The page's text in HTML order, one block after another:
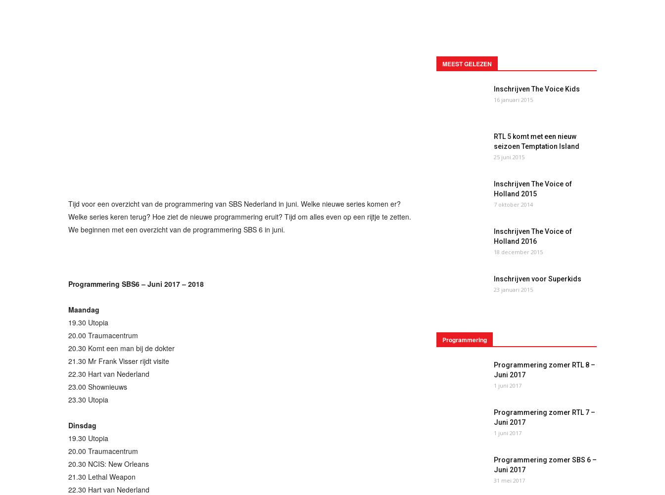
Tijd voor een overzicht van de programmering van SBS Nederland in juni. Welke nieuwe series komen er?
Welke series keren terug? Hoe ziet de nieuwe programmering eruit? Tijd om alles even op een rijtje te zetten.
We beginnen met een overzicht van de programmering SBS 6 in juni.
Programmering SBS6 – Juni 2017 – 2018
Maandag
19.30 Utopia
20.00 Traumacentrum
20.30 Komt een man bij de dokter
21.30 Mr Frank Visser rijdt visite
22.30 Hart van Nederland
23.00 Shownieuws
23.30 Utopia
Dinsdag
19.30 Utopia
20.00 Traumacentrum
20.30 NCIS: New Orleans
21.30 Lethal Weapon
22.30 Hart van Nederland
MEEST GELEZEN
Inschrijven The Voice Kids
16 januari 2015
RTL 5 komt met een nieuw
seizoen Temptation Island
25 juni 2015
Inschrijven The Voice of
Holland 2015
7 oktober 2014
Inschrijven The Voice of
Holland 2016
18 december 2015
Inschrijven voor Superkids
23 januari 2015
Programmering
Programmering zomer RTL 8 –
Juni 2017
1 juni 2017
Programmering zomer RTL 7 –
Juni 2017
1 juni 2017
Programmering zomer SBS 6 –
Juni 2017
31 mei 2017